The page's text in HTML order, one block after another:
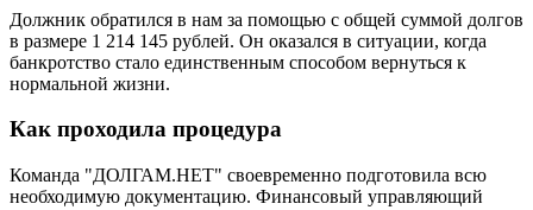
Должник обратился в нам за помощью с общей суммой долгов
в размере 1 214 145 рублей. Он оказался в ситуации, когда
банкротство стало единственным способом вернуться к
нормальной жизни.
Как проходила процедура
Команда "ДОЛГАМ.НЕТ" своевременно подготовила всю
необходимую документацию. Финансовый управляющий